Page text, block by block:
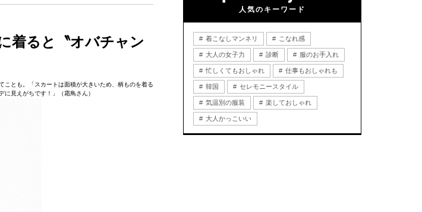
着ると〝オバチャン
ことも。「スカートは面積が大きいため、柄ものを着る
見えがちです！」（霜鳥さん）
人気のキーワード
着こなしマンネリ こなれ感
大人の女子力 診断 服のお手入れ
忙しくてもおしゃれ 仕事もおしゃれも
韓国 セレモニースタイル
気温別の服装 楽しておしゃれ
大人かっこいい